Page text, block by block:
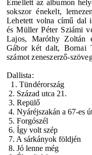
Emellett az albumon
sokszor énekelt,
Lehetett volna című dal
és Müller Péter Sziámi
Lajos, Maróthy Zoltán
Gábor két dalt, Bornai
számot zeneszerző-
Dallista:
1. Tündérország
2. Század utca 21.
3. Repülő
4. Nyáréjszakán a 67-es
5. Forgószél
6. Így volt szép
7. A sárkányok földjén
8. Jó lenne még